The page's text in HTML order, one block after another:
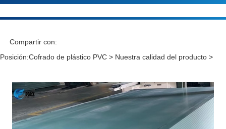
Compartir con:
Posición:Cofrado de plástico PVC > Nuestra calidad del producto >